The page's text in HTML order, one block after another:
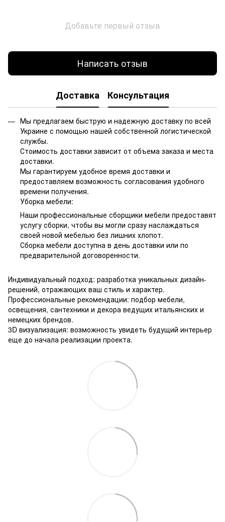
Добавьте первый отзыв
Написать отзыв
Доставка Консультация
Мы предлагаем быструю и надежную доставку по всей
Украине с помощью нашей собственной логистической
службы.
Стоимость доставки зависит от объема заказа и места
доставки.
Мы гарантируем удобное время доставки и
предоставляем возможность согласования удобного
времени получения.
Уборка мебели:
Наши профессиональные сборщики мебели предоставят
услугу сборки, чтобы вы могли сразу наслаждаться
своей новой мебелью без лишних хлопот.
Сборка мебели доступна в день доставки или по
предварительной договоренности.
Индивидуальный подход: разработка уникальных дизайн-
решений, отражающих ваш стиль и характер.
Профессиональные рекомендации: подбор мебели,
освещения, сантехники и декора ведущих итальянских и
немецких брендов.
3D визуализация: возможность увидеть будущий интерьер
еще до начала реализации проекта.